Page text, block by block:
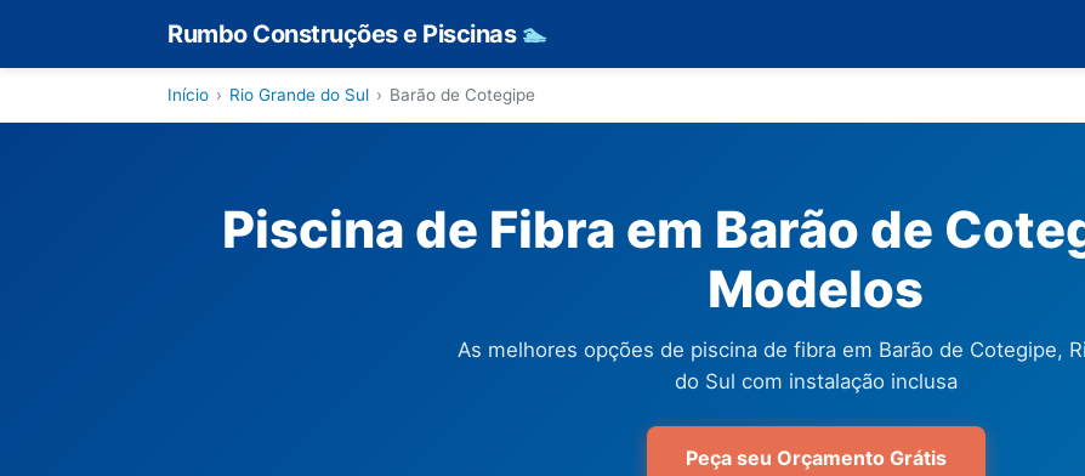
Rumbo Construções e Piscinas 🏊
Início › Rio Grande do Sul › Barão de Cotegipe
Piscina de Fibra em Barão de
Modelos
As melhores opções de piscina de fibra em Barão de Cotegipe,
do Sul com instalação inclusa
Peça seu Orçamento Grátis